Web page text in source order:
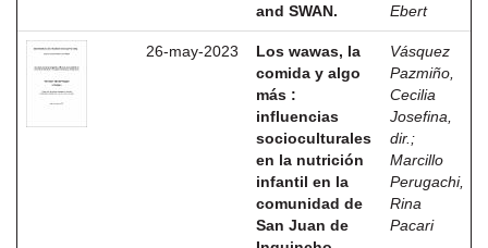
and SWAN.
Ebert
26-may-2023
Los wawas, la
comida y algo
más :
influencias
socioculturales
en la nutrición
infantil en la
comunidad de
San Juan de
Vásquez
Pazmiño,
Cecilia
Josefina,
dir. ;
Marcillo
Perugachi,
Rina
Pacari